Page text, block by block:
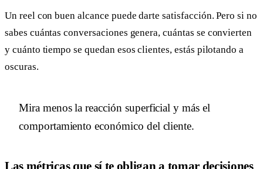
Un reel con buen alcance puede darte satisfacción. Pero si no
sabes cuántas conversaciones genera, cuántas se convierten
y cuánto tiempo se quedan esos clientes, estás pilotando a
oscuras.
Mira menos la reacción superficial y más el
comportamiento económico del cliente.
Las métricas que sí te obligan a tomar decisiones